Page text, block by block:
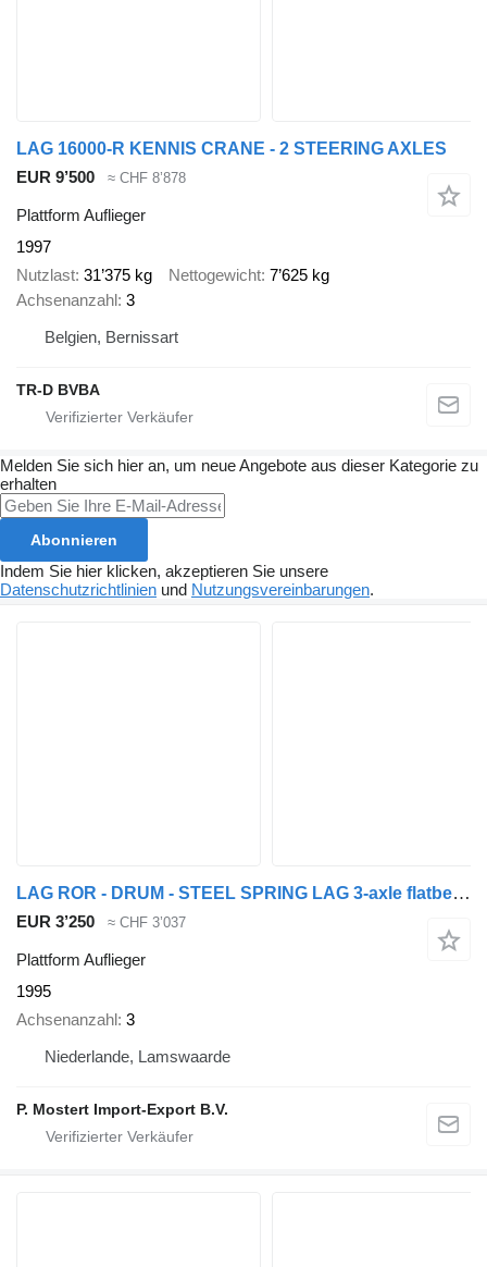
LAG 16000-R KENNIS CRANE - 2 STEERING AXLES
EUR 9’500
≈ CHF 8’878
Plattform Auflieger
1997
Nutzlast 31’375 kg Nettogewicht 7’625 kg
Achsenanzahl 3
Belgien, Bernissart
TR-D BVBA
Melden Sie sich hier an, um neue Angebote aus dieser Kategorie zu
erhalten
Abonnieren
Indem Sie hier klicken, akzeptieren Sie unsere
Datenschutzrichtlinien und Nutzungsvereinbarungen.
LAG ROR - DRUM - STEEL SPRING LAG 3-axle flatbed trailer - ROR axles
EUR 3’250 ≈ CHF 3’037
Plattform Auflieger
1995
Achsenanzahl 3
Niederlande, Lamswaarde
P. Mostert Import-Export B.V.